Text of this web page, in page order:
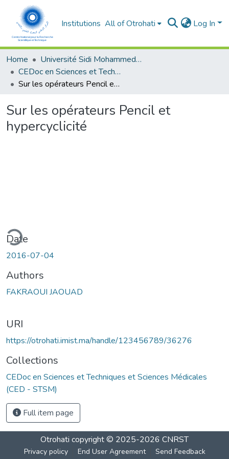
Institutions All of Otrohati Log In
Home
Université Sidi Mohammed Ben Abdellah - Fès
CEDoc en Sciences et Techniques et Sciences Médicales (CED - STSM)
Sur les opérateurs Pencil et hypercyclicité
Sur les opérateurs Pencil et
hypercyclicité
Date
2016-07-04
Authors
FAKRAOUI JAOUAD
URI
https://otrohati.imist.ma/handle/123456789/36276
Collections
CEDoc en Sciences et Techniques et Sciences Médicales
(CED - STSM)
Full item page
Otrohati copyright © 2025-2026 CNRST
Privacy policy End User Agreement Send Feedback